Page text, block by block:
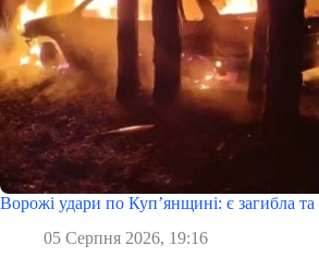
Ворожі удари по Куп’янщині: є загибла та
05 Серпня 2026, 19:16